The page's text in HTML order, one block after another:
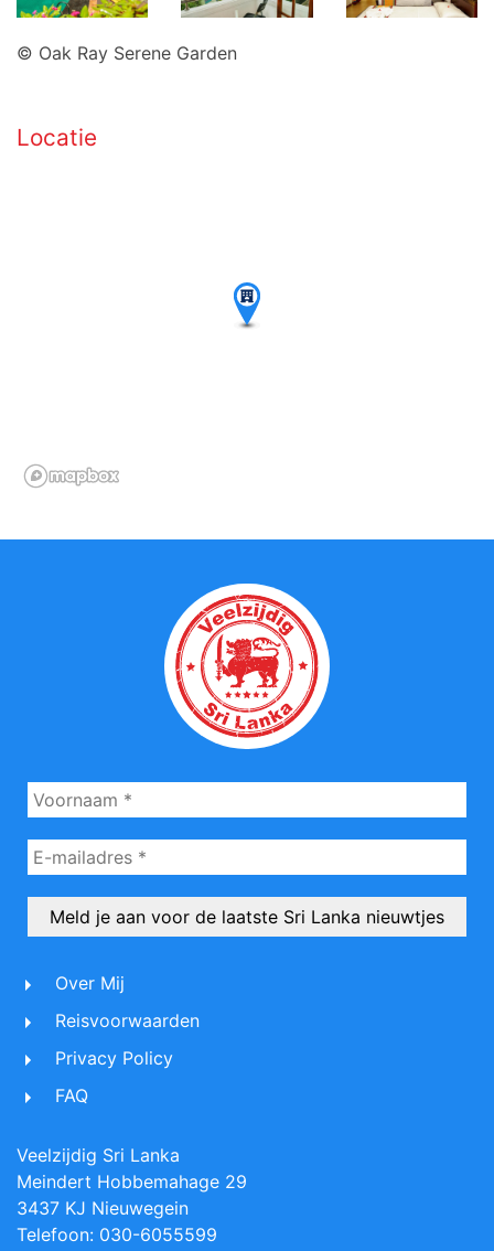
© Oak Ray Serene Garden
Locatie
Over Mij
Reisvoorwaarden
Privacy Policy
FAQ
Veelzijdig Sri Lanka
Meindert Hobbemahage 29
3437 KJ Nieuwegein
Telefoon: 030-6055599